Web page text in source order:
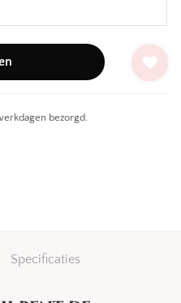
bezorgd.
Specificaties